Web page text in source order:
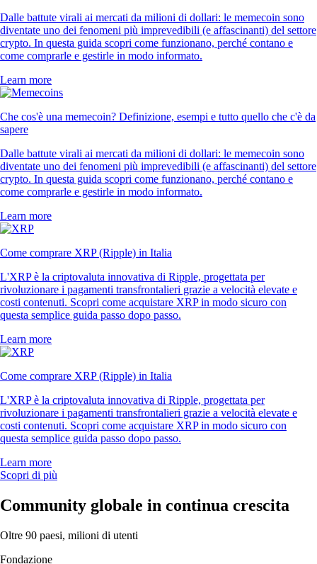
Dalle battute virali ai mercati da milioni di dollari: le memecoin sono
diventate uno dei fenomeni più imprevedibili (e affascinanti) del settore
crypto. In questa guida scopri come funzionano, perché contano e
come comprarle e gestirle in modo informato.
Learn more
Che cos'è una memecoin? Definizione, esempi e tutto quello che c'è da
sapere
Dalle battute virali ai mercati da milioni di dollari: le memecoin sono
diventate uno dei fenomeni più imprevedibili (e affascinanti) del settore
crypto. In questa guida scopri come funzionano, perché contano e
come comprarle e gestirle in modo informato.
Learn more
Come comprare XRP (Ripple) in Italia
L'XRP è la criptovaluta innovativa di Ripple, progettata per
rivoluzionare i pagamenti transfrontalieri grazie a velocità elevate e
costi contenuti. Scopri come acquistare XRP in modo sicuro con
questa semplice guida passo dopo passo.
Learn more
Come comprare XRP (Ripple) in Italia
L'XRP è la criptovaluta innovativa di Ripple, progettata per
rivoluzionare i pagamenti transfrontalieri grazie a velocità elevate e
costi contenuti. Scopri come acquistare XRP in modo sicuro con
questa semplice guida passo dopo passo.
Learn more
Scopri di più
Community globale in continua crescita
Oltre 90 paesi, milioni di utenti
Fondazione